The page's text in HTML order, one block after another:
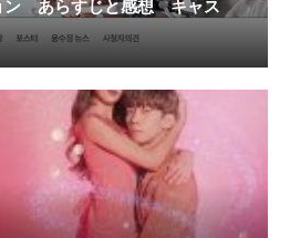
ン あらすじと感想 キャス